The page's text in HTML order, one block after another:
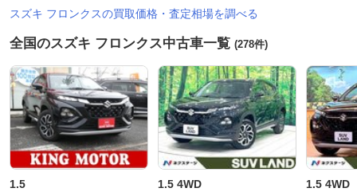
スズキ フロンクスの買取価格・査定相場を調べる
全国のスズキ フロンクス中古車一覧 (278件)
1.5 1.5 4WD 1.5 4WD